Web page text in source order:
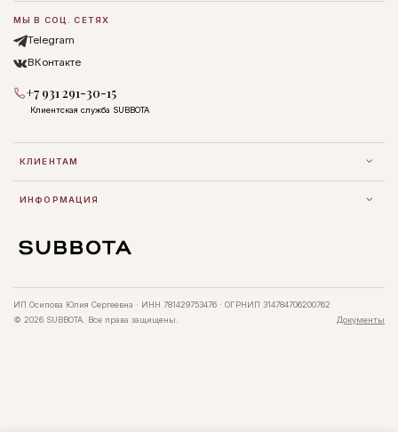
КЛИЕНТАМ
ИНФОРМАЦИЯ
МЫ В СОЦ. СЕТЯХ
Telegram
ВКонтакте
+7 931 291-30-15
Клиентская служба SUBBOTA
ИП Осипова Юлия Сергеевна · ИНН 781429753476 · ОГРНИП 314784706200762
© 2026 SUBBOTA. Все права защищены.
Документы